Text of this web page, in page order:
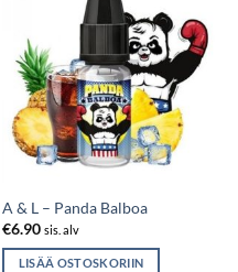
A & L – Panda Balboa
€6.90 sis. alv
LISÄÄ OSTOSKORIIN